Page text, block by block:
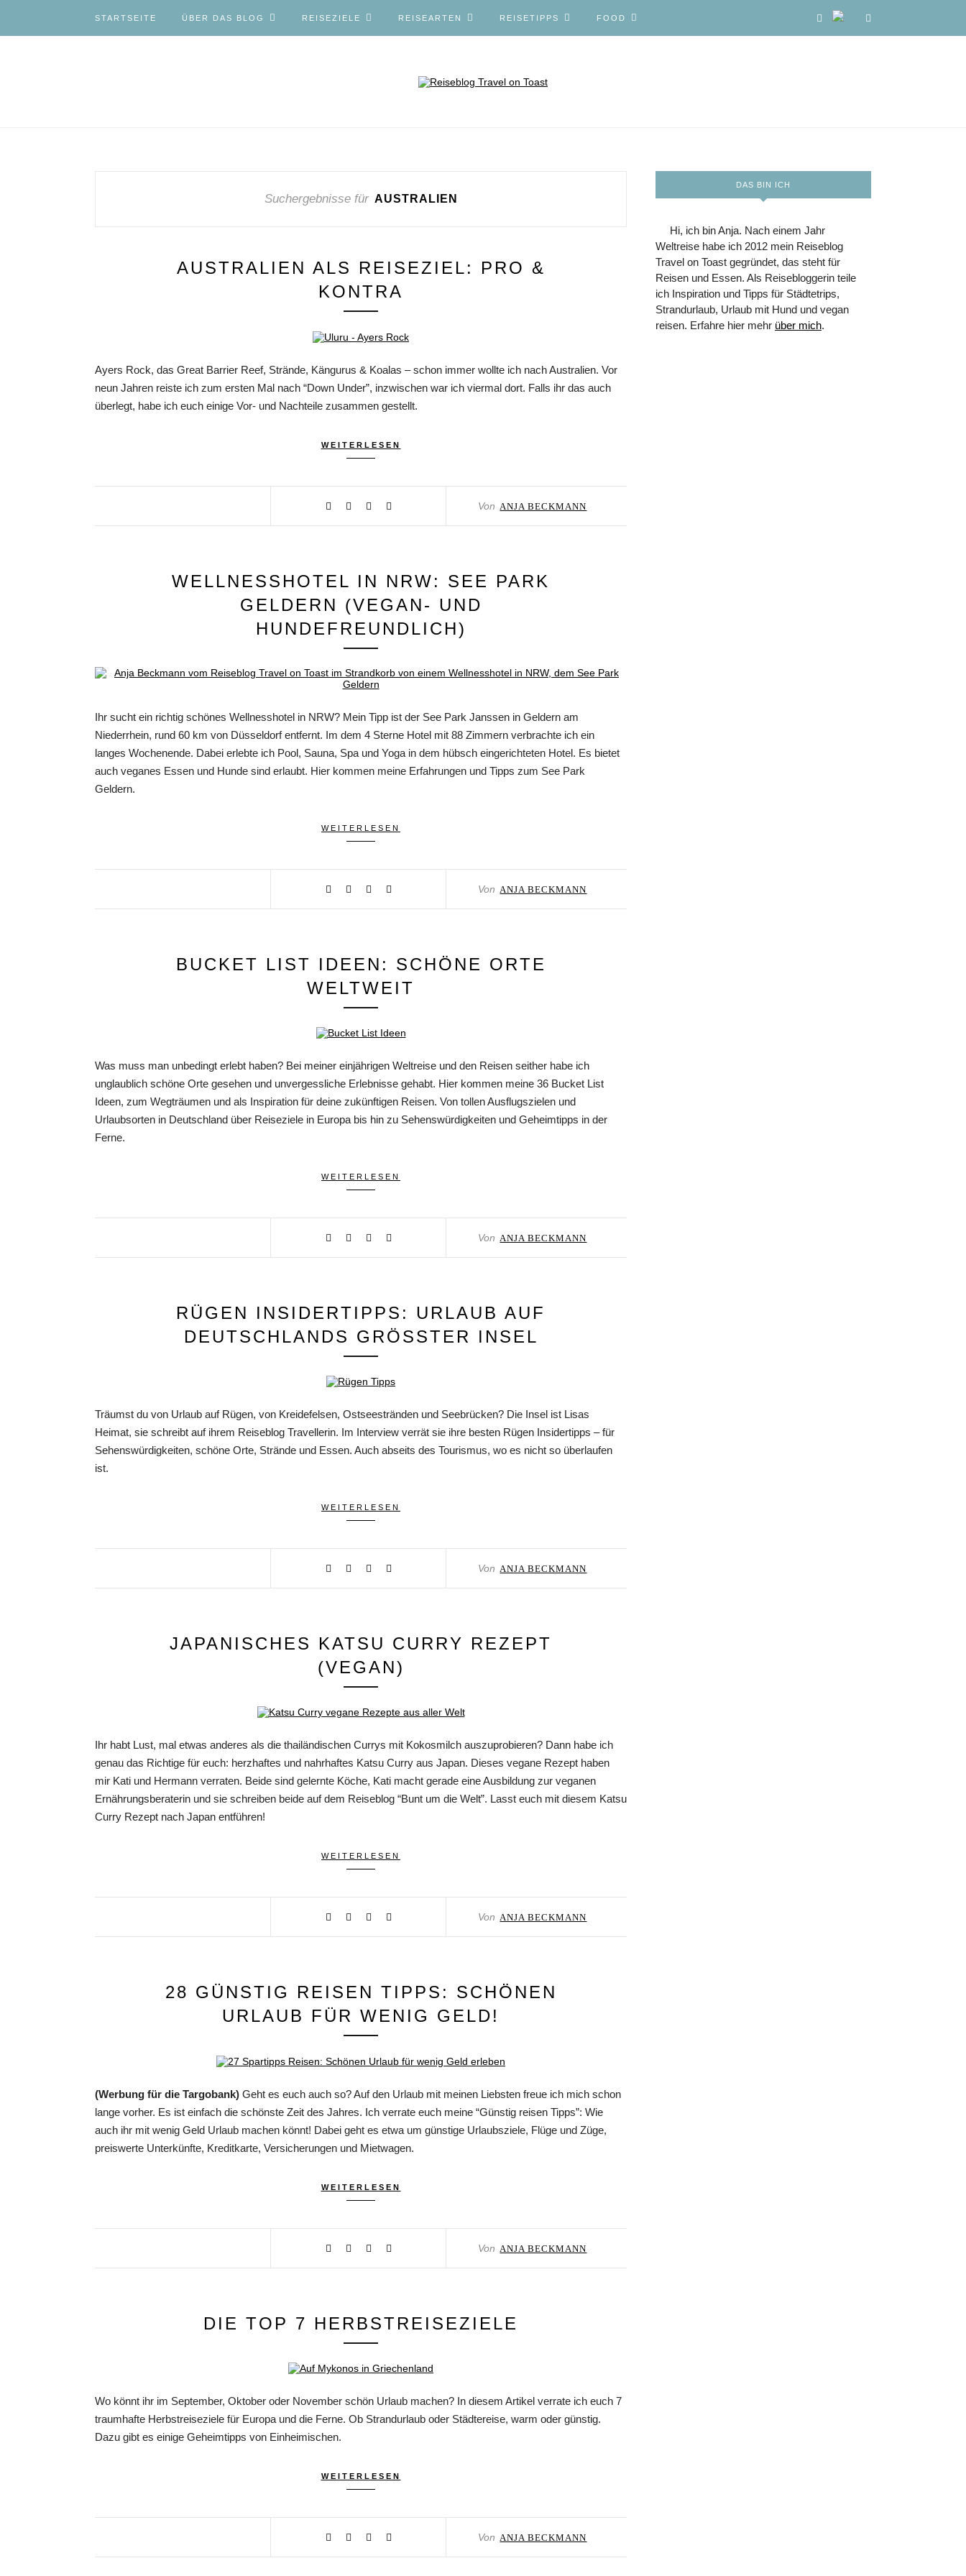
STARTSEITE ÜBER DAS BLOG REISEZIELE REISEARTEN REISETIPPS FOOD
Suchergebnisse für AUSTRALIEN
AUSTRALIEN ALS REISEZIEL: PRO &
KONTRA
Ayers Rock, das Great Barrier Reef, Strände, Kängurus & Koalas – schon immer wollte ich nach Australien. Vor
neun Jahren reiste ich zum ersten Mal nach “Down Under”, inzwischen war ich viermal dort. Falls ihr das auch
überlegt, habe ich euch einige Vor- und Nachteile zusammen gestellt.
WEITERLESEN
Von ANJA BECKMANN
WELLNESSHOTEL IN NRW: SEE PARK
GELDERN (VEGAN- UND
HUNDEFREUNDLICH)
Ihr sucht ein richtig schönes Wellnesshotel in NRW? Mein Tipp ist der See Park Janssen in Geldern am
Niederrhein, rund 60 km von Düsseldorf entfernt. Im dem 4 Sterne Hotel mit 88 Zimmern verbrachte ich ein
langes Wochenende. Dabei erlebte ich Pool, Sauna, Spa und Yoga in dem hübsch eingerichteten Hotel. Es bietet
auch veganes Essen und Hunde sind erlaubt. Hier kommen meine Erfahrungen und Tipps zum See Park
Geldern.
WEITERLESEN
Von ANJA BECKMANN
BUCKET LIST IDEEN: SCHÖNE ORTE
WELTWEIT
Was muss man unbedingt erlebt haben? Bei meiner einjährigen Weltreise und den Reisen seither habe ich
unglaublich schöne Orte gesehen und unvergessliche Erlebnisse gehabt. Hier kommen meine 36 Bucket List
Ideen, zum Wegträumen und als Inspiration für deine zukünftigen Reisen. Von tollen Ausflugszielen und
Urlaubsorten in Deutschland über Reiseziele in Europa bis hin zu Sehenswürdigkeiten und Geheimtipps in der
Ferne.
WEITERLESEN
Von ANJA BECKMANN
RÜGEN INSIDERTIPPS: URLAUB AUF
DEUTSCHLANDS GRÖSSTER INSEL
Träumst du von Urlaub auf Rügen, von Kreidefelsen, Ostseestränden und Seebrücken? Die Insel ist Lisas
Heimat, sie schreibt auf ihrem Reiseblog Travellerin. Im Interview verrät sie ihre besten Rügen Insidertipps – für
Sehenswürdigkeiten, schöne Orte, Strände und Essen. Auch abseits des Tourismus, wo es nicht so überlaufen
ist.
WEITERLESEN
Von ANJA BECKMANN
JAPANISCHES KATSU CURRY REZEPT
(VEGAN)
Ihr habt Lust, mal etwas anderes als die thailändischen Currys mit Kokosmilch auszuprobieren? Dann habe ich
genau das Richtige für euch: herzhaftes und nahrhaftes Katsu Curry aus Japan. Dieses vegane Rezept haben
mir Kati und Hermann verraten. Beide sind gelernte Köche, Kati macht gerade eine Ausbildung zur veganen
Ernährungsberaterin und sie schreiben beide auf dem Reiseblog “Bunt um die Welt”. Lasst euch mit diesem Katsu
Curry Rezept nach Japan entführen!
WEITERLESEN
Von ANJA BECKMANN
28 GÜNSTIG REISEN TIPPS: SCHÖNEN
URLAUB FÜR WENIG GELD!
(Werbung für die Targobank) Geht es euch auch so? Auf den Urlaub mit meinen Liebsten freue ich mich schon
lange vorher. Es ist einfach die schönste Zeit des Jahres. Ich verrate euch meine “Günstig reisen Tipps”: Wie
auch ihr mit wenig Geld Urlaub machen könnt! Dabei geht es etwa um günstige Urlaubsziele, Flüge und Züge,
preiswerte Unterkünfte, Kreditkarte, Versicherungen und Mietwagen.
WEITERLESEN
Von ANJA BECKMANN
DIE TOP 7 HERBSTREISEZIELE
Wo könnt ihr im September, Oktober oder November schön Urlaub machen? In diesem Artikel verrate ich euch 7
traumhafte Herbstreiseziele für Europa und die Ferne. Ob Strandurlaub oder Städtereise, warm oder günstig.
Dazu gibt es einige Geheimtipps von Einheimischen.
WEITERLESEN
Von ANJA BECKMANN
DAS BIN ICH
Hi, ich bin Anja. Nach einem Jahr
Weltreise habe ich 2012 mein Reiseblog
Travel on Toast gegründet, das steht für
Reisen und Essen. Als Reisebloggerin teile
ich Inspiration und Tipps für Städtetrips,
Strandurlaub, Urlaub mit Hund und vegan
reisen. Erfahre hier mehr über mich.